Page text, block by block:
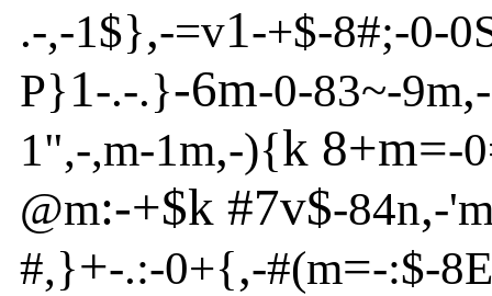
.-,-1$},-=v1-+$-8#;-0-0
P}1-.-.}-6m-0-83~-9m,-
1",-,m-1m,-){k 8+m=-
@m:-+$k #7v$-84n,-
#,}+-.:-0+{,-#(m=-:$-8E